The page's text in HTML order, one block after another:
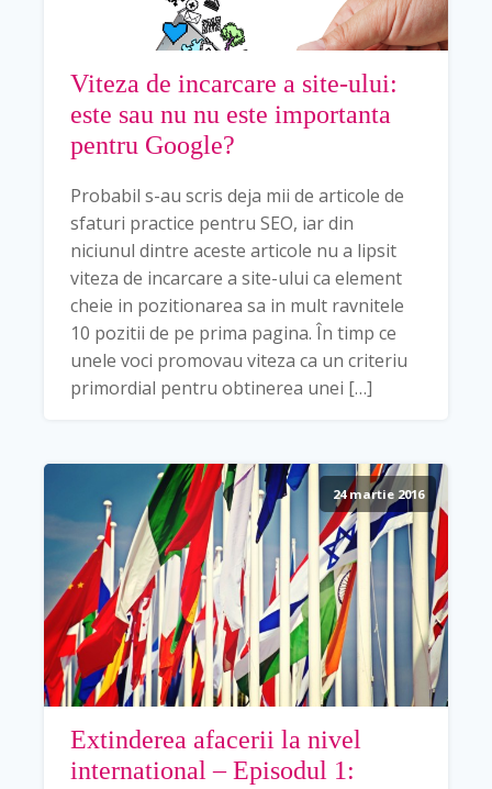
Viteza de incarcare a site-ului:
este sau nu nu este importanta
pentru Google?
Probabil s-au scris deja mii de articole de
sfaturi practice pentru SEO, iar din
niciunul dintre aceste articole nu a lipsit
viteza de incarcare a site-ului ca element
cheie in pozitionarea sa in mult ravnitele
10 pozitii de pe prima pagina. În timp ce
unele voci promovau viteza ca un criteriu
primordial pentru obtinerea unei […]
24 martie 2016
Extinderea afacerii la nivel
international – Episodul 1: